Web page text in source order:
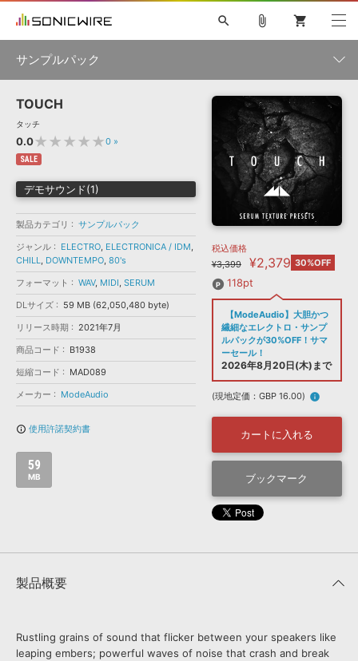
ソフト音源 »
プラグイン・エフェクト »
サンプルパック »
ソフトウェア／ツール »
DAW »
効果音 »
BGM »
特集 »
ニュースレター »
SONICWIREブログ »
製品サポート情報 »
DTMガイド »
FAQ »
お問い合わせ »
音楽カード
楽曲配信流通 サービス
無償のサウンド管理ソフト
次世代型 ボーカル・エディタ
APS 映像のBGM・セリフを音声分離
search
初音ミク NT 巡音ルカ V4X
MEIKO V3
SPITFIRE AUDIO
VIENNA
EZ DRUMMER 3
ライセンスフリーBGM
ボーカル抜き出し
DUBSTEP
ELECTRONICA
MUTANT
ROUTER.FM
SONOCA
ソフト音源 プラグイン・エフェクト
ソフトウェア／ツール 効果音
attach_file shopping_cart
サンプルパック
製品一覧
メーカー
フォーマット
ランキング
TOUCH
タッチ
0.0★★★★★0 »
SALE
デモサウンド(1)
製品カテゴリ
サンプルパック
ジャンル
ELECTRO, ELECTRONICA / IDM,
CHILL, DOWNTEMPO, 80's
フォーマット
WAV, MIDI, SERUM
DLサイズ
59 MB (62,050,480 byte)
リリース時期
2021年7月
商品コード
B1938
短縮コード
MAD089
メーカー
ModeAudio
info_outline 使用許諾契約書
59
MB
税込価格
¥3,399
¥2,379 30%OFF
118pt
【ModeAudio】大胆かつ
繊細なエレクトロ・サンプ
ルパックが30%OFF！サマ
ーセール！
2026年8月20日(木)まで
(現地定価：GBP 16.00) info
カートに入れる
ブックマーク
製品概要
Rustling grains of sound that flicker between your speakers like
leaping embers; powerful waves of noise that crash and break